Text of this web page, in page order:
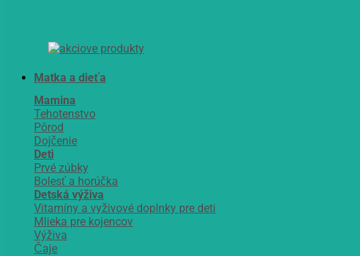
Matka a dieťa
Mamina
Tehotenstvo
Pôrod
Dojčenie
Deti
Prvé zúbky
Bolesť a horúčka
Detská výživa
Vitamíny a vyživové doplnky pre deti
Mlieka pre kojencov
Výživa
Čaje